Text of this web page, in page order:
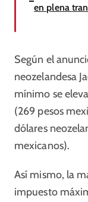
en plena
Según el
neozelandesa
mínimo se
(269 pesos
dólares
mexicanos).
Así mismo, la
impuesto